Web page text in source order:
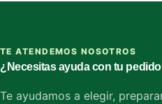
TE ATENDEMOS NOSOTROS
¿Necesitas ayuda con tu
Te ayudamos a elegir,